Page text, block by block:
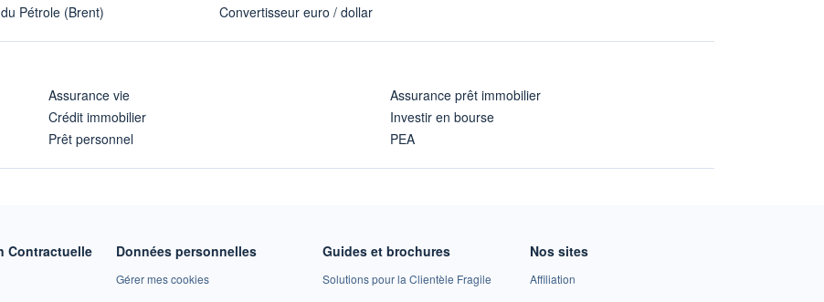
Pétrole (Brent)
Convertisseur euro / dollar
Assurance vie
Crédit immobilier
Prêt personnel
Assurance prêt immobilier
Investir en bourse
PEA
Contractuelle Données personnelles
Gérer mes cookies
Guides et brochures
Solutions pour la Clientèle Fragile
Nos sites
Affiliation